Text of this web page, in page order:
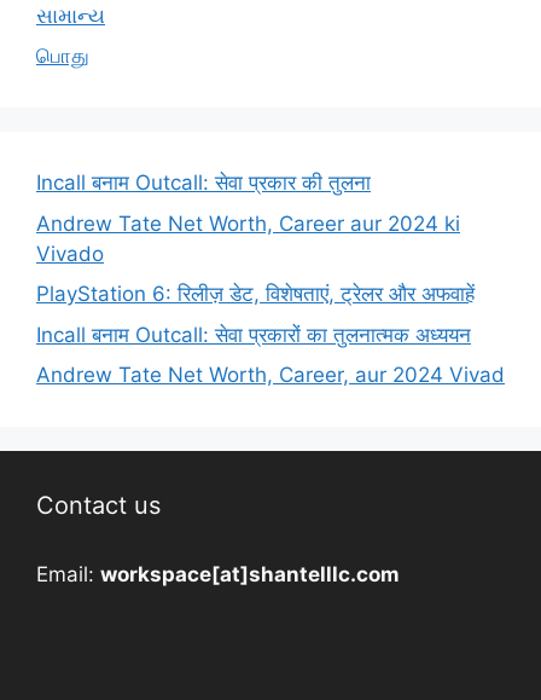
સામાન્ય
பொது
Incall बनाम Outcall: सेवा प्रकार की तुलना
Andrew Tate Net Worth, Career aur 2024 ki
Vivado
PlayStation 6: रिलीज़ डेट, विशेषताएं, ट्रेलर और अफवाहें
Incall बनाम Outcall: सेवा प्रकारों का तुलनात्मक अध्ययन
Andrew Tate Net Worth, Career, aur 2024 Vivad
Contact us
Email: workspace[at]shantelllc.com